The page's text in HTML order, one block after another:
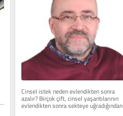
Cinsel istek neden evlendikten sonra
azalır? Birçok çift, cinsel yaşantılarının
evlendikten sonra sekteye uğradığından